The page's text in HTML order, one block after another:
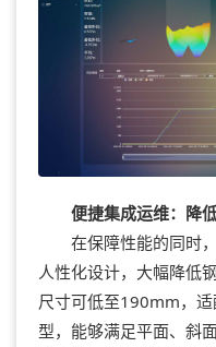
便捷集成运维：降
在保障性能的同时，
人性化设计，大幅降低
尺寸可低至190mm，
型，能够满足平面、斜